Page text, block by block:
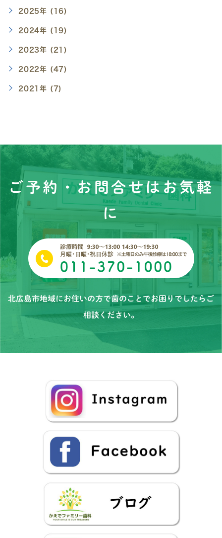
2025年 (16)
2024年 (19)
2023年 (21)
2022年 (47)
2021年 (7)
ご予約・お問合せはお気軽
に
北広島市地域にお住いの方で歯のことでお困りでしたらご
相談ください。